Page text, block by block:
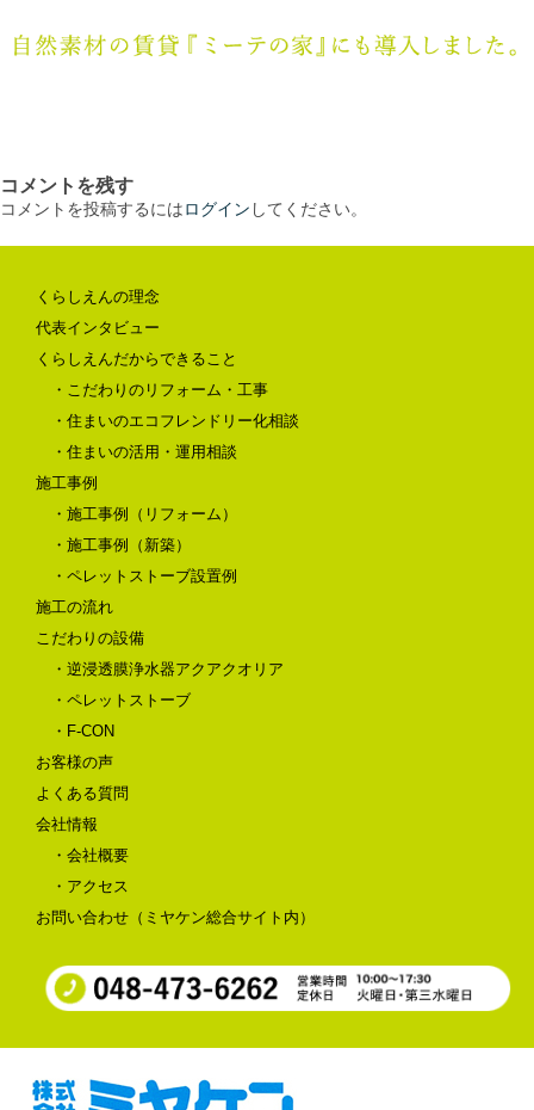
コメントを残す
コメントを投稿するにはログイン してください。
くらしえんの理念
代表インタビュー
くらしえんだからできること
・こだわりのリフォーム・工事
・住まいのエコフレンドリー化相談
・住まいの活用・運用相談
施工事例
・施工事例（リフォーム）
・施工事例（新築）
・ペレットストーブ設置例
施工の流れ
こだわりの設備
・逆浸透膜浄水器アクアクオリア
・ペレットストーブ
・F-CON
お客様の声
よくある質問
会社情報
・会社概要
・アクセス
お問い合わせ（ミヤケン総合サイト内）